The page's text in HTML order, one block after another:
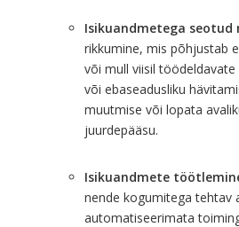
Isikuandmetega seotud
rikkumine, mis põhjustab
või mull viisil
või ebaseadusliku
muutmise või lopata
juurdepääsu.
Isikuandmete
nende kogumitega tehtav
automatiseerimata